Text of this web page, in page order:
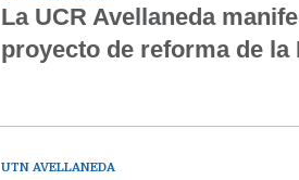
La UCR Avellaneda
proyecto de reforma de la
UTN AVELLANEDA